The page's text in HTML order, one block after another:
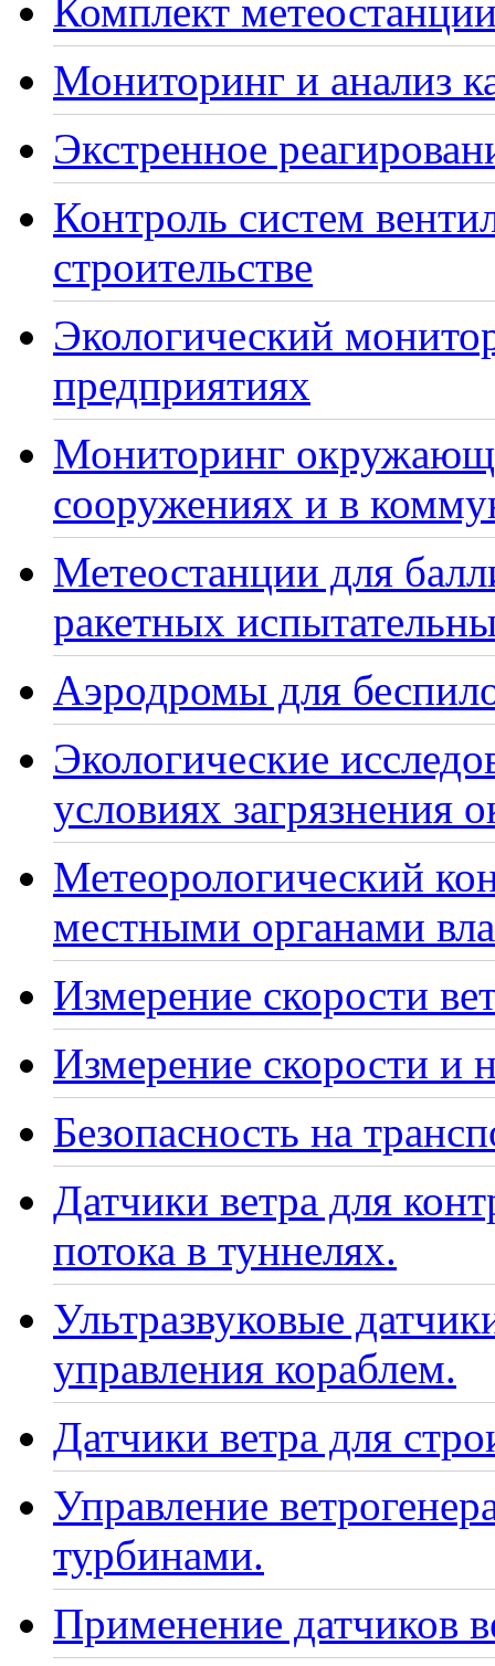
Комплект
Мониторинг и анализ
Экстренное
Контроль систем
строительстве
Экологический
предприятиях
Мониторинг
сооружениях и в
Метеостанции для
ракетных
Аэродромы для
Экологические
условиях загрязнения
Метеорологический
местными органами
Измерение скорости
Измерение скорости и
Безопасность на
Датчики ветра для
потока в туннелях.
Ультразвуковые
управления кораблем.
Датчики ветра для
Управление
турбинами.
Применение датчиков